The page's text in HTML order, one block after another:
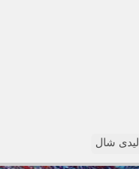
شال